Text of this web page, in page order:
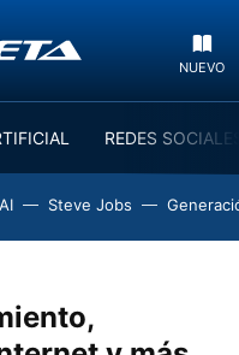
NUEVO
REDES
Steve Jobs